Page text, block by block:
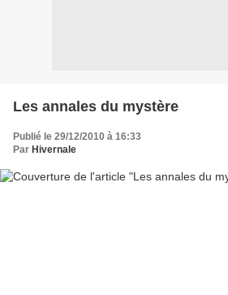
Les annales du mystère
Publié le 29/12/2010 à 16:33
Par Hivernale